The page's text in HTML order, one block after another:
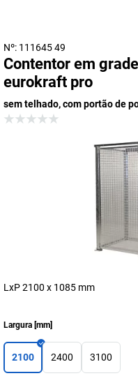
Nº: 111645 49
Contentor em
eurokraft pro
sem telhado, com portão de
LxP 2100 x 1085 mm
Largura [mm]
2100 2400 3100